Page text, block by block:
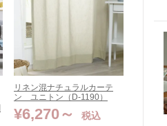
リネン混ナチュラルカーテ
ン ユニトン（D-1190）
¥6,270 税込